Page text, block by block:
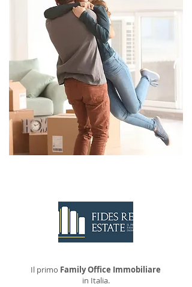
Il primo Family Office Immobiliare
in Italia.